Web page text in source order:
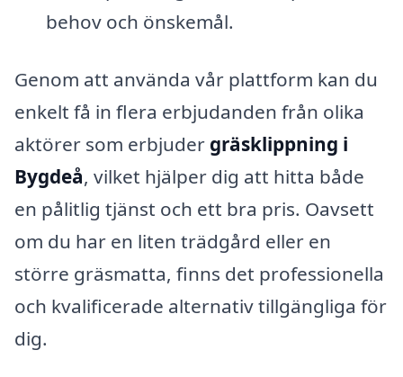
behov och önskemål.
Genom att använda vår plattform kan du
enkelt få in flera erbjudanden från olika
aktörer som erbjuder gräsklippning i
Bygdeå, vilket hjälper dig att hitta både
en pålitlig tjänst och ett bra pris. Oavsett
om du har en liten trädgård eller en
större gräsmatta, finns det professionella
och kvalificerade alternativ tillgängliga för
dig.